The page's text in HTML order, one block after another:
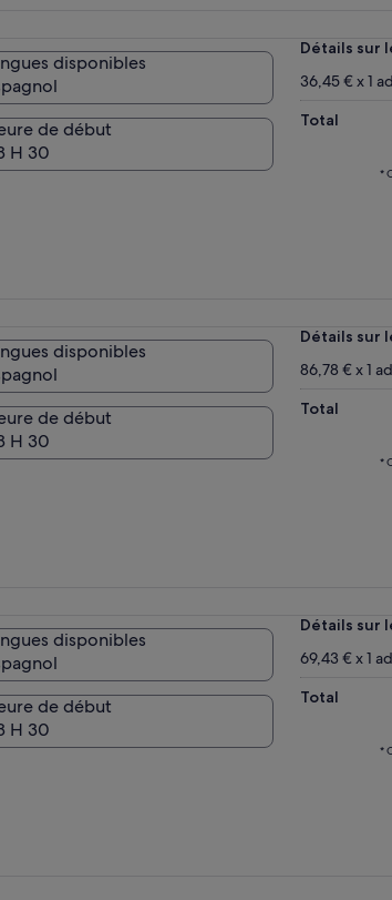
disponibles
de début
H 30
Détails sur
36,45 € x 1
Total
*
disponibles
de début
H 30
Détails sur
86,78 € x 1
Total
*
disponibles
de début
H 30
Détails sur
69,43 € x 1
Total
*